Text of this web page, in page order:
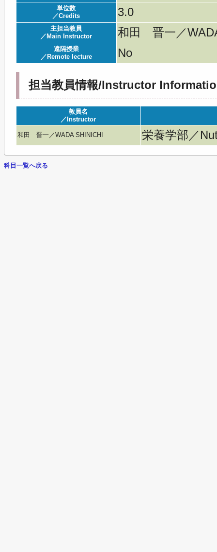
単位数
／Credits
3.0
主担当教員
／Main Instructor
和田 晋一／
遠隔授業
／Remote lecture
No
担当教員情報/Instructor
教員名
／Instructor
和田 晋一／WADA SHINICHI 栄養学部／
科目一覧へ戻る